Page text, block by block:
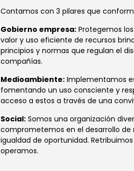
Contamos con 3 pilares que
Gobierno empresa: Protegemos
valor y uso eficiente de recursos
principios y normas que regulan el
compañías.
Medioambiente: Implementamos
fomentando un uso consciente y
acceso a estos a través de una
Social: Somos una organización
comprometemos en el desarrollo
igualdad de oportunidad.
operamos.